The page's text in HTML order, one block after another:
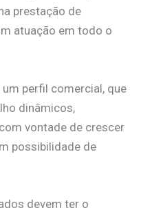
prestação de
atuação em todo o
perfil comercial, que
dinâmicos,
vontade de crescer
possibilidade de
devem ter o